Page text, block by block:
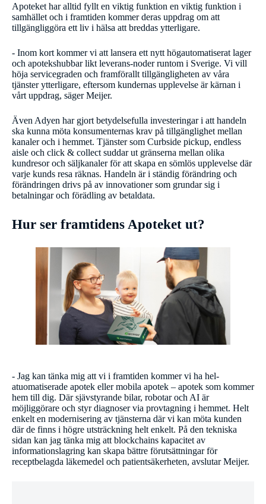
Apoteket har alltid fyllt en viktig funktion en viktig funktion i
samhället och i framtiden kommer deras uppdrag om att
tillgängliggöra ett liv i hälsa att breddas ytterligare.
- Inom kort kommer vi att lansera ett nytt högautomatiserat lager
och apotekshubbar likt leverans-noder runtom i Sverige. Vi vill
höja servicegraden och framförallt tillgängligheten av våra
tjänster ytterligare, eftersom kundernas upplevelse är kärnan i
vårt uppdrag, säger Meijer.
Även Adyen har gjort betydelsefulla investeringar i att handeln
ska kunna möta konsumenternas krav på tillgänglighet mellan
kanaler och i hemmet. Tjänster som Curbside pickup, endless
aisle och click & collect suddar ut gränserna mellan olika
kundresor och säljkanaler för att skapa en sömlös upplevelse där
varje kunds resa räknas. Handeln är i ständig förändring och
förändringen drivs på av innovationer som grundar sig i
betalningar och förädling av betaldata.
Hur ser framtidens Apoteket ut?
- Jag kan tänka mig att vi i framtiden kommer vi ha hel-
atuomatiserade apotek eller mobila apotek – apotek som kommer
hem till dig. Där sjävstyrande bilar, robotar och AI är
möjliggörare och styr diagnoser via provtagning i hemmet. Helt
enkelt en modernisering av tjänsterna där vi kan möta kunden
där de finns i högre utsträckning helt enkelt. På den tekniska
sidan kan jag tänka mig att blockchains kapacitet av
informationslagring kan skapa bättre förutsättningar för
receptbelagda läkemedel och patientsäkerheten, avslutar Meijer.